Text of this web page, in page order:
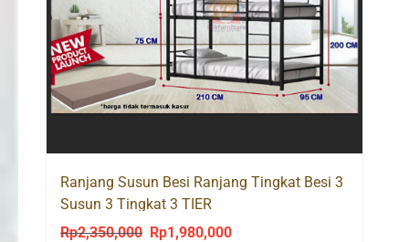
Ranjang Susun Besi Ranjang Tingkat Besi 3
Susun 3 Tingkat 3 TIER
Rp2,350,000 Original
Rp1,980,000Current